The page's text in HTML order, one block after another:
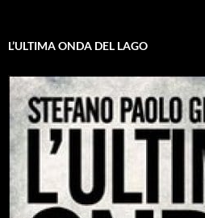
L’ULTIMA ONDA DEL LAGO